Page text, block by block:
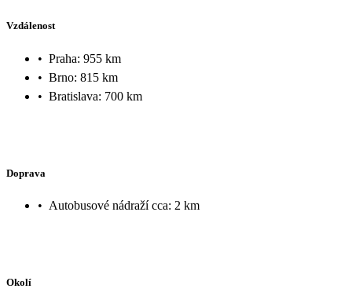
Vzdálenost
• Praha: 955 km
• Brno: 815 km
• Bratislava: 700 km
Doprava
• Autobusové nádraží cca: 2 km
Okolí